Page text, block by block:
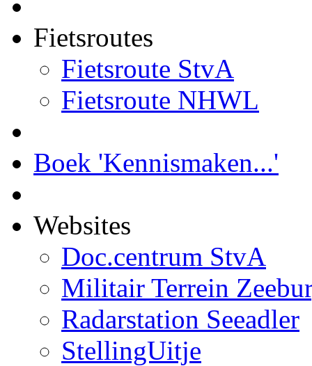
Fietsroutes
Fietsroute StvA
Fietsroute NHWL
Boek 'Kennismaken...'
Websites
Doc.centrum StvA
Militair Terrein
Radarstation Seeadler
StellingUitje